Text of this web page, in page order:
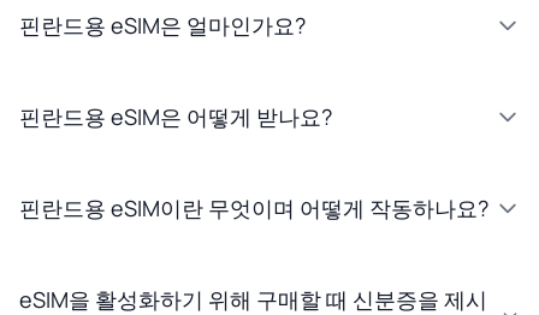
핀란드용 eSIM은 얼마인가요?
핀란드용 eSIM은 어떻게 받나요?
핀란드용 eSIM이란 무엇이며 어떻게 작동하나요?
eSIM을 활성화하기 위해 구매할 때 신분증을 제시